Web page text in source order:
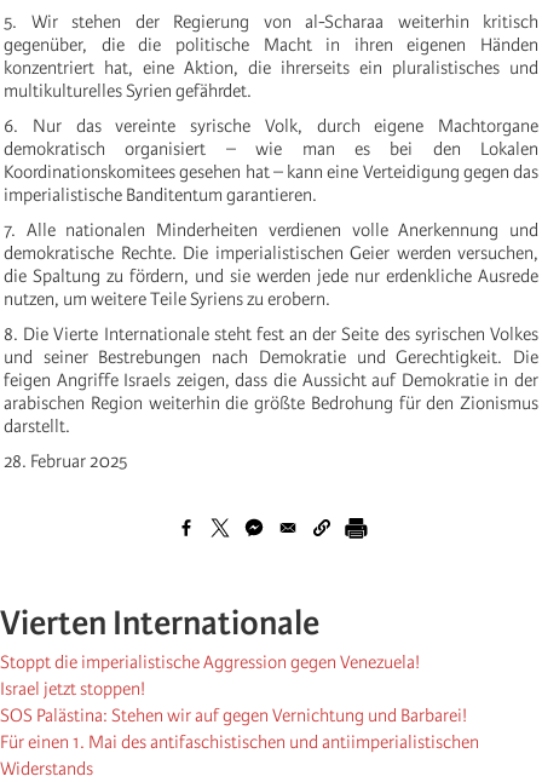
5. Wir stehen der Regierung von al-Scharaa weiterhin kritisch
gegenüber, die die politische Macht in ihren eigenen Händen
konzentriert hat, eine Aktion, die ihrerseits ein pluralistisches und
multikulturelles Syrien gefährdet.
6. Nur das vereinte syrische Volk, durch eigene Machtorgane
demokratisch organisiert – wie man es bei den Lokalen
Koordinationskomitees gesehen hat – kann eine Verteidigung gegen das
imperialistische Banditentum garantieren.
7. Alle nationalen Minderheiten verdienen volle Anerkennung und
demokratische Rechte. Die imperialistischen Geier werden versuchen,
die Spaltung zu fördern, und sie werden jede nur erdenkliche Ausrede
nutzen, um weitere Teile Syriens zu erobern.
8. Die Vierte Internationale steht fest an der Seite des syrischen Volkes
und seiner Bestrebungen nach Demokratie und Gerechtigkeit. Die
feigen Angriffe Israels zeigen, dass die Aussicht auf Demokratie in der
arabischen Region weiterhin die größte Bedrohung für den Zionismus
darstellt.
28. Februar 2025
Vierten Internationale
Stoppt die imperialistische Aggression gegen Venezuela!
Israel jetzt stoppen!
SOS Palästina: Stehen wir auf gegen Vernichtung und Barbarei!
Für einen 1. Mai des antifaschistischen und antiimperialistischen
Widerstands